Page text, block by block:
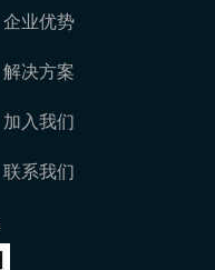
企业优势
解决方案
加入我们
联系我们